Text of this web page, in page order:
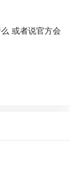
或者说官方会